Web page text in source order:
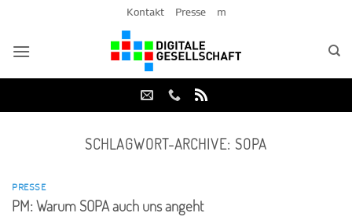
springen
Kontakt Presse m
SCHLAGWORT-ARCHIVE: SOPA
PRESSE
PM: Warum SOPA auch uns angeht